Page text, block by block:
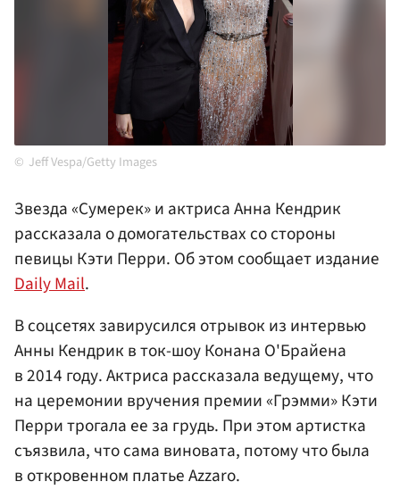
Jeff Vespa/Getty Images
Звезда «Сумерек» и актриса Анна Кендрик
рассказала о домогательствах со стороны
певицы Кэти Перри. Об этом сообщает издание
Daily Mail.
В соцсетях завирусился отрывок из интервью
Анны Кендрик в ток-шоу Конана О'Брайена
в 2014 году. Актриса рассказала ведущему, что
на церемонии вручения премии «Грэмми» Кэти
Перри трогала ее за грудь. При этом артистка
съязвила, что сама виновата, потому что была
в откровенном платье Azzaro.